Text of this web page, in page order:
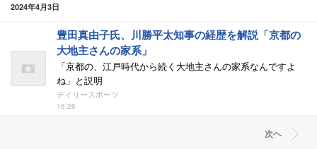
2024年4月3日
豊田真由子氏、川勝平太知事の経歴を解説「京都の
大地主さんの家系」
「京都の、江戸時代から続く大地主さんの家系なんですよ
ね」と説明
デイリースポーツ
16:26
次ヘ